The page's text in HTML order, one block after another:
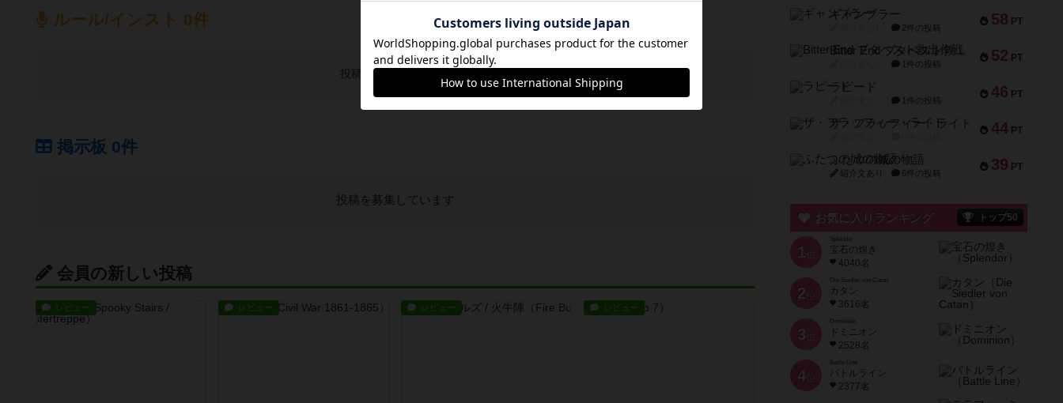
ルール/インスト 0件
投稿を募集しています
掲示板 0件
投稿を募集しています
会員の新しい投稿
レビュー レビュー レビュー レビュー
58 PT
ギャンブラー
2件の投稿
52 PT
Bitter End ブタペスト救出作戦
1件の投稿
46 PT
ラピード
1件の投稿
44 PT
ザ・フラッフィー・ライト
39 PT
ふたつの城の物語
紹介文あり 6件の投稿
お気に入りランキング トップ50
1 位
宝石の煌き
4040名
2 位
Die Siedler von Catan
カタン
3616名
3 位
ドミニオン
2528名
4位
Battle Line
バトルライン
2377名